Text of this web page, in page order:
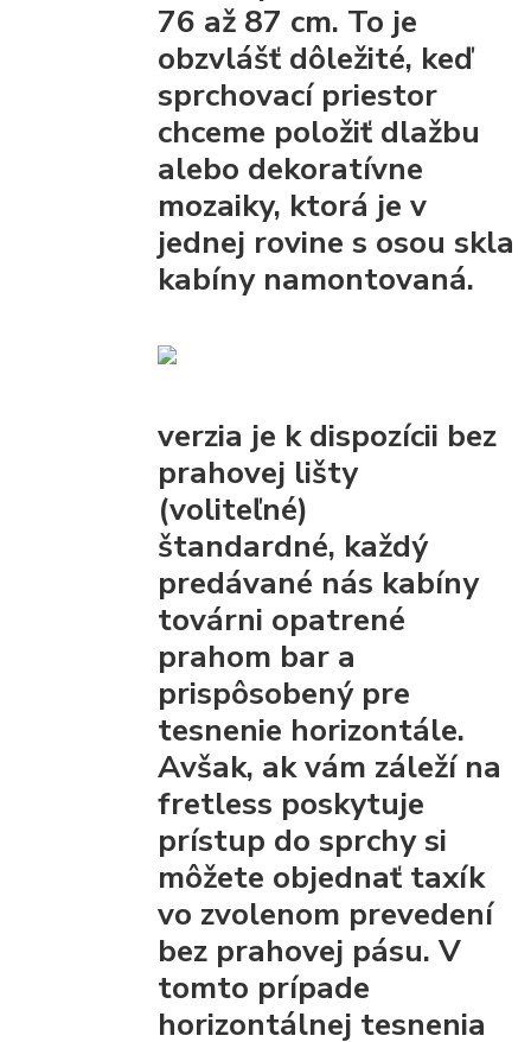
76 až 87 cm. To je
obzvlášť dôležité, keď
sprchovací priestor
chceme položiť dlažbu
alebo dekoratívne
mozaiky, ktorá je v
jednej rovine s osou skla
kabíny namontovaná.
verzia je k dispozícii bez
prahovej lišty
(voliteľné)
štandardné, každý
predávané nás kabíny
továrni opatrené
prahom bar a
prispôsobený pre
tesnenie horizontále.
Avšak, ak vám záleží na
fretless poskytuje
prístup do sprchysi
môžete objednať taxík
vo zvolenom prevedení
bez prahovej pásu.V
tomto prípade
horizontálnej tesnenia